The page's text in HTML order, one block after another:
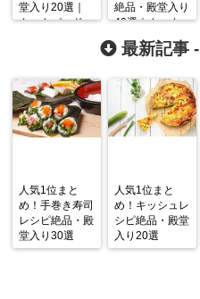
堂入り20選｜
クックパッドつ
絶品・殿堂入り
40選｜クック
パッドつくれぽ
1000
最新記事 -
人気1位まと
め！手巻き寿司
レシピ絶品・殿
堂入り30選
人気1位まと
め！キッシュレ
シピ絶品・殿堂
入り20選